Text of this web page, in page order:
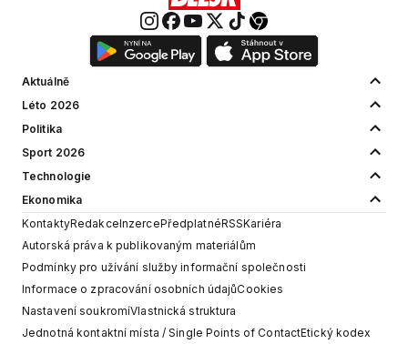
Aktuálně
Léto 2026
Politika
Sport 2026
Technologie
Ekonomika
KontaktyRedakceInzercePředplatnéRSSKariéra
Autorská práva k publikovaným materiálům
Podmínky pro užívání služby informační společnosti
Informace o zpracování osobních údajůCookies
Nastavení soukromíVlastnická struktura
Jednotná kontaktní místa / Single Points of ContactEtický kodex